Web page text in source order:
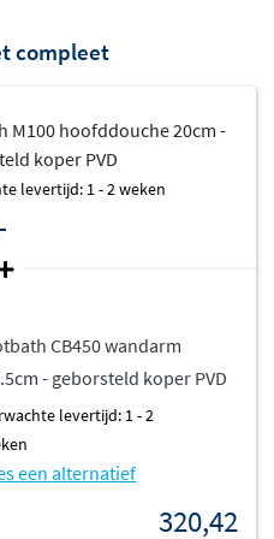
met het Hotbath Ecoair
Power System
zelfs bij lagere
installatie
zowel
standaard 1/2 inch
compleet
M100 hoofddouche 20cm -
koper PVD
levertijd: 1 - 2 weken
CB450 wandarm
- geborsteld koper PVD
een alternatief
320,42